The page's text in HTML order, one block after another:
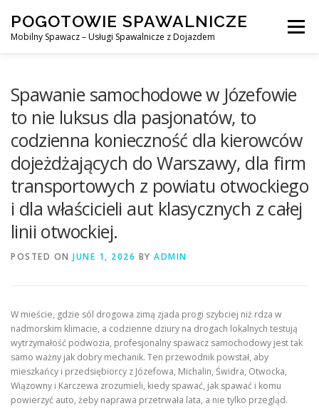
content
POGOTOWIE SPAWALNICZE
Mobilny Spawacz – Usługi Spawalnicze z Dojazdem
Menu
SPAWANIE MIG/MAG (GMAW) NASZE USŁUGI
KONTAKT
Spawanie samochodowe w Józefowie
to nie luksus dla pasjonatów, to
codzienna konieczność dla kierowców
dojeżdżających do Warszawy, dla firm
transportowych z powiatu otwockiego
i dla właścicieli aut klasycznych z całej
linii otwockiej.
POSTED ON JUNE 1, 2026 BY ADMIN
W mieście, gdzie sól drogowa zimą zjada progi szybciej niż rdza w
nadmorskim klimacie, a codzienne dziury na drogach lokalnych testują
wytrzymałość podwozia, profesjonalny spawacz samochodowy jest tak
samo ważny jak dobry mechanik. Ten przewodnik powstał, aby
mieszkańcy i przedsiębiorcy z Józefowa, Michalin, Świdra, Otwocka,
Wiązowny i Karczewa zrozumieli, kiedy spawać, jak spawać i komu
powierzyć auto, żeby naprawa przetrwała lata, a nie tylko przegląd.